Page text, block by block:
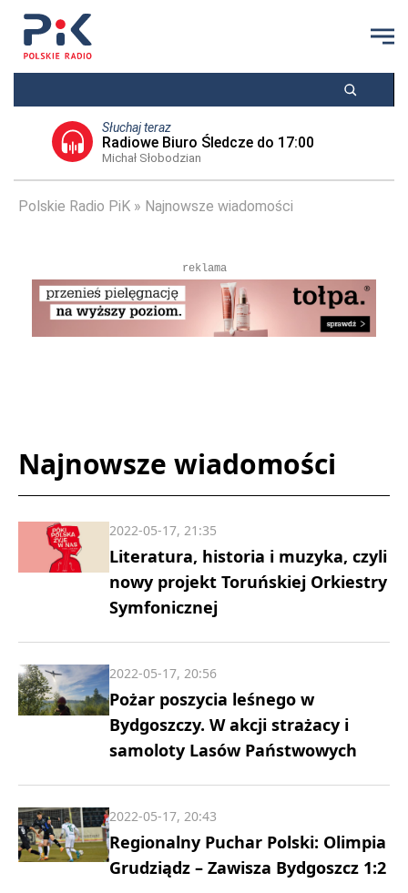
Słuchaj teraz
Radiowe Biuro Śledcze do 17:00
Michał Słobodzian
Polskie Radio PiK Najnowsze wiadomości
reklama
Najnowsze wiadomości
Literatura, historia i muzyka, czyli
nowy projekt Toruńskiej Orkiestry
Symfonicznej
2022-05-17, 21:35
Pożar poszycia leśnego w
Bydgoszczy. W akcji strażacy i
samoloty Lasów Państwowych
2022-05-17, 20:56
Regionalny Puchar Polski: Olimpia
Grudziądz – Zawisza Bydgoszcz 1:2
2022-05-17, 20:43